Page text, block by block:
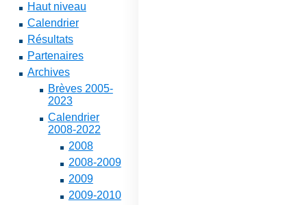
Haut niveau
Calendrier
Résultats
Partenaires
Archives
Brèves 2005-
2023
Calendrier
2008-2022
2008
2008-2009
2009
2009-2010